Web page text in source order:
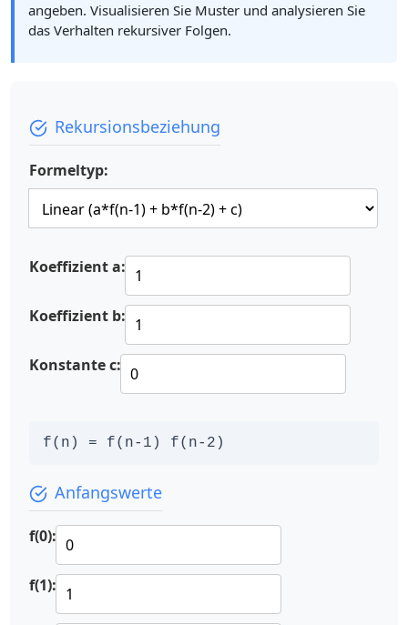
angeben. Visualisieren Sie Muster und analysieren Sie
das Verhalten rekursiver Folgen.
Rekursionsbeziehung
Formeltyp:
Koeffizient a:
Koeffizient b:
Konstante c:
f(n) = f(n-1) f(n-2)
Anfangswerte
f(0):
f(1):